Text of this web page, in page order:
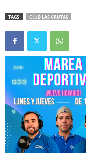
TAGS CLUB LAS GRUTAS